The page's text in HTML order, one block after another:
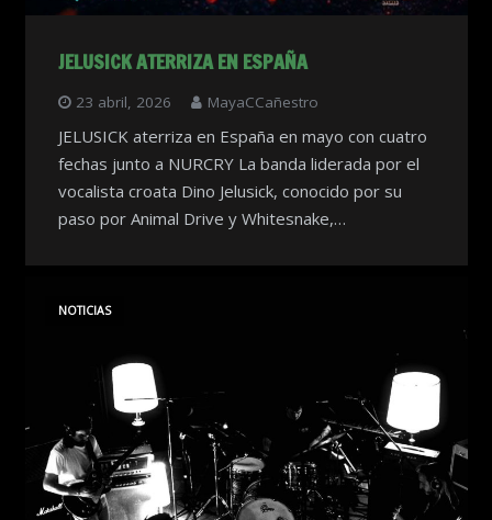
JELUSICK ATERRIZA EN ESPAÑA
23 abril, 2026 MayaCCañestro
JELUSICK aterriza en España en mayo con cuatro
fechas junto a NURCRY La banda liderada por el
vocalista croata Dino Jelusick, conocido por su
paso por Animal Drive y Whitesnake,…
NOTICIAS